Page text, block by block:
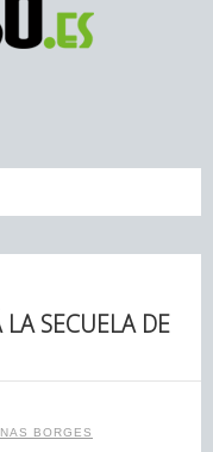
LA SECUELA DE
BORGES